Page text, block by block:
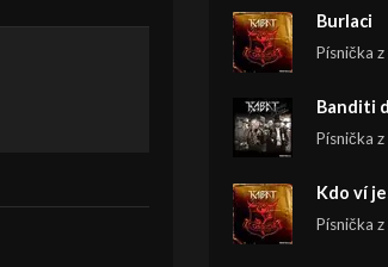
Burlaci
Písnička
Banditi
Písnička
Kdo ví
Písnička